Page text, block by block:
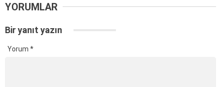
YORUMLAR
Bir yanıt yazın
Yorum *